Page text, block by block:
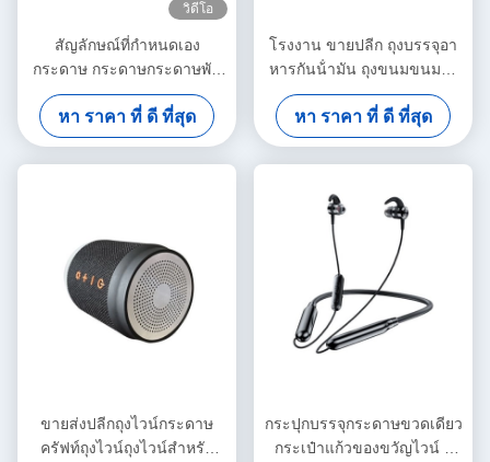
วิดีโอ
สัญลักษณ์ที่กําหนดเอง
กระดาษ กระดาษกระดาษพับ
ขาว / ดํา / ทองแดง กล่องของ
ขวัญแม่เหล็กหรู
หา ราคา ที่ ดี ที่สุด
โรงงาน ขายปลีก ถุงบรรจุอา
หารกันน้ํามัน ถุงขนมขนมปัง
ข้างนอกของขาย ถุงกระดาษ
Kraft ใต้
หา ราคา ที่ ดี ที่สุด
ขายส่งปลีกถุงไวน์กระดาษ
ครัฟท์ถุงไวน์ถุงไวน์สําหรับ
กระปุกบรรจุกระดาษขวดเดียว
กระเป๋าแก้วของขวัญไวน์ 2